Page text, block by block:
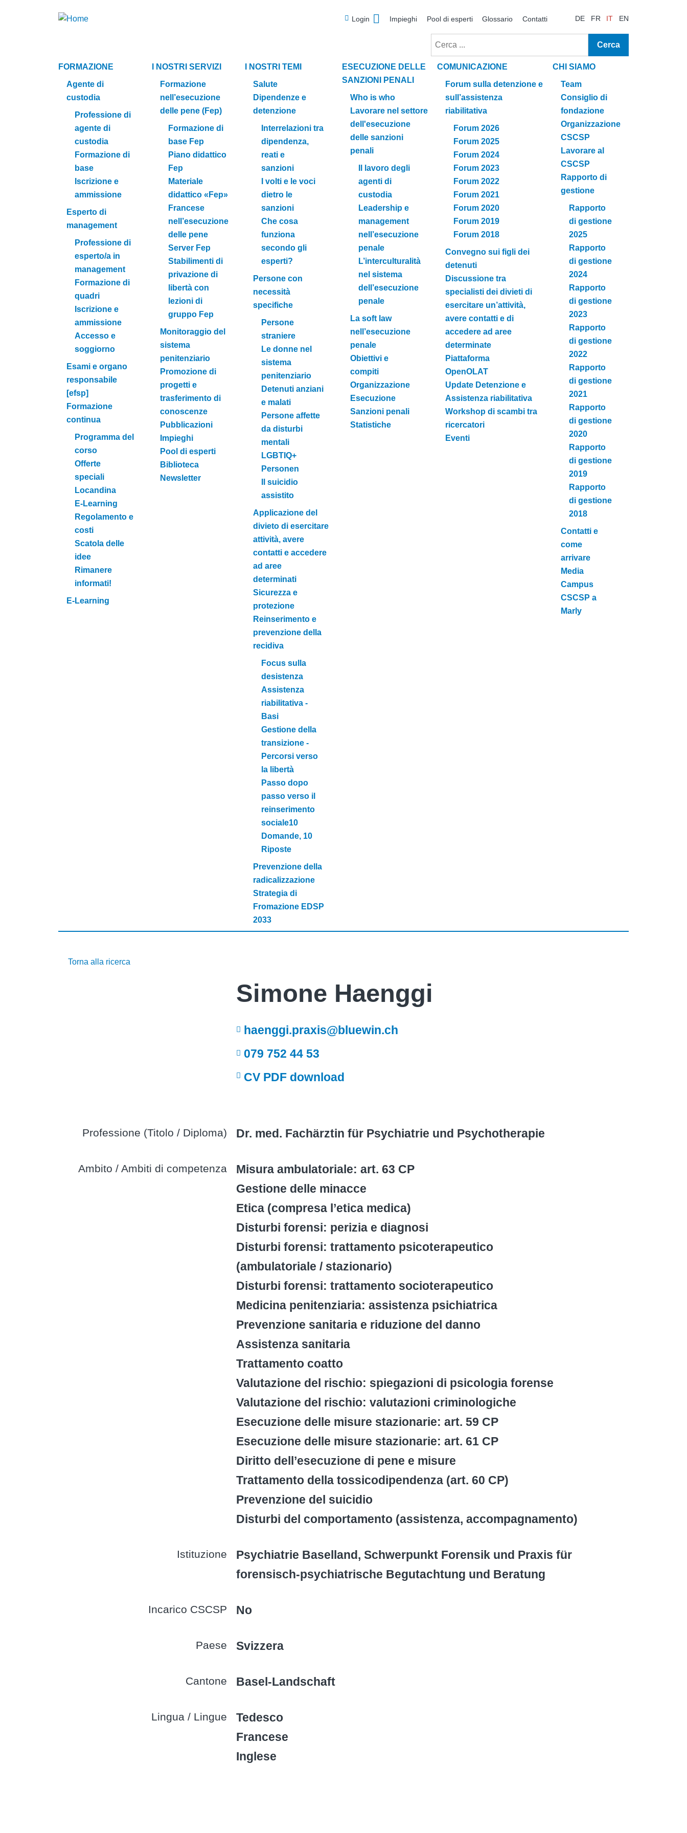
Login Impieghi Pool di esperti Glossario Contatti DE FR IT EN
Cerca
FORMAZIONE
Agente di
custodia
Professione di
agente di
custodia
Formazione di
base
Iscrizione e
ammissione
Esperto di
management
Professione di
esperto/a in
management
Formazione di
quadri
Iscrizione e
ammissione
Accesso e
soggiorno
Esami e organo
responsabile
[efsp]
Formazione
continua
Programma del
corso
Offerte
speciali
Locandina
E-Learning
Regolamento e
costi
Scatola delle
idee
Rimanere
informati!
E-Learning
I NOSTRI SERVIZI
Formazione
nell’esecuzione
delle pene (Fep)
Formazione di
base Fep
Piano didattico
Fep
Materiale
didattico «Fep»
Francese
nell’esecuzione
delle pene
Server Fep
Stabilimenti di
privazione di
libertà con
lezioni di
gruppo Fep
Monitoraggio del
sistema
penitenziario
Promozione di
progetti e
trasferimento di
conoscenze
Pubblicazioni
Impieghi
Pool di esperti
Biblioteca
Newsletter
I NOSTRI TEMI
Salute
Dipendenze e
detenzione
Interrelazioni tra
dipendenza,
reati e
sanzioni
I volti e le voci
dietro le
sanzioni
Che cosa
funziona
secondo gli
esperti?
Persone con
necessità
specifiche
Persone
straniere
Le donne nel
sistema
penitenziario
Detenuti anziani
e malati
Persone affette
da disturbi
mentali
LGBTIQ+
Personen
Il suicidio
assistito
Applicazione del
divieto di esercitare
attività, avere
contatti e accedere
ad aree
determinati
Sicurezza e
protezione
Reinserimento e
prevenzione della
recidiva
Focus sulla
desistenza
Assistenza
riabilitativa -
Basi
Gestione della
transizione -
Percorsi verso
la libertà
Passo dopo
passo verso il
reinserimento
sociale10
Domande, 10
Riposte
Prevenzione della
radicalizzazione
Strategia di
Fromazione EDSP
2033
ESECUZIONE DELLE
SANZIONI PENALI
Who is who
Lavorare nel settore
dell'esecuzione
delle sanzioni
penali
Il lavoro degli
agenti di
custodia
Leadership e
management
nell’esecuzione
penale
L’interculturalità
nel sistema
dell’esecuzione
penale
La soft law
nell’esecuzione
penale
Obiettivi e
compiti
Organizzazione
Esecuzione
Sanzioni penali
Statistiche
COMUNICAZIONE
Forum sulla detenzione e
sull’assistenza
riabilitativa
Forum 2026
Forum 2025
Forum 2024
Forum 2023
Forum 2022
Forum 2021
Forum 2020
Forum 2019
Forum 2018
Convegno sui figli dei
detenuti
Discussione tra
specialisti dei divieti di
esercitare un’attività,
avere contatti e di
accedere ad aree
determinate
Piattaforma
OpenOLAT
Update Detenzione e
Assistenza riabilitativa
Workshop di scambi tra
ricercatori
Eventi
CHI SIAMO
Team
Consiglio di
fondazione
Organizzazione
CSCSP
Lavorare al
CSCSP
Rapporto di
gestione
Rapporto
di gestione
2025
Rapporto
di gestione
2024
Rapporto
di gestione
2023
Rapporto
di gestione
2022
Rapporto
di gestione
2021
Rapporto
di gestione
2020
Rapporto
di gestione
2019
Rapporto
di gestione
2018
Contatti e
come
arrivare
Media
Campus
CSCSP a
Marly
Torna alla ricerca
Simone Haenggi
haenggi.praxis@bluewin.ch
079 752 44 53
CV PDF download
Professione (Titolo / Diploma) Dr. med. Fachärztin für Psychiatrie und Psychotherapie
Ambito / Ambiti di competenza
Misura ambulatoriale: art. 63 CP
Gestione delle minacce
Etica (compresa l’etica medica)
Disturbi forensi: perizia e diagnosi
Disturbi forensi: trattamento psicoterapeutico
(ambulatoriale / stazionario)
Disturbi forensi: trattamento socioterapeutico
Medicina penitenziaria: assistenza psichiatrica
Prevenzione sanitaria e riduzione del danno
Assistenza sanitaria
Trattamento coatto
Valutazione del rischio: spiegazioni di psicologia forense
Valutazione del rischio: valutazioni criminologiche
Esecuzione delle misure stazionarie: art. 59 CP
Esecuzione delle misure stazionarie: art. 61 CP
Diritto dell’esecuzione di pene e misure
Trattamento della tossicodipendenza (art. 60 CP)
Prevenzione del suicidio
Disturbi del comportamento (assistenza, accompagnamento)
Istituzione
Psychiatrie Baselland, Schwerpunkt Forensik und Praxis für
forensisch-psychiatrische Begutachtung und Beratung
Incarico CSCSP No
Paese Svizzera
Cantone Basel-Landschaft
Lingua / Lingue
Tedesco
Francese
Inglese